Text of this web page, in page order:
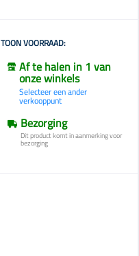
TOON VOORRAAD:
Af te halen in 1 van
onze winkels
Selecteer een ander
verkooppunt
Bezorging
Dit product komt in aanmerking voor
bezorging